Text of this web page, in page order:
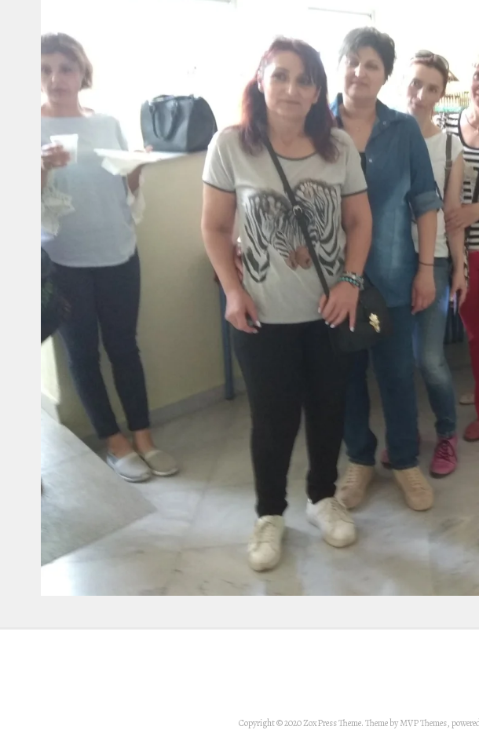
Copyright © 2020 ZoxPress Theme. Theme by MVP Themes,